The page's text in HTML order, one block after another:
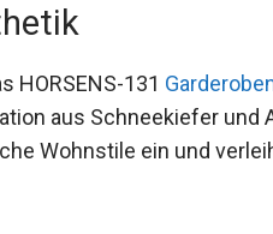
HORSENS-131
aus Schneekiefer und
Wohnstile ein und